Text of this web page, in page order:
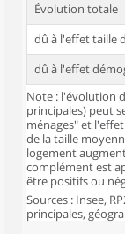
Évolution totale
dû à l'effet taille
dû à l'effet
Note : l'évolution
principales) peut
ménages" et
de la taille
logement
complément est
être positifs ou
Sources : Insee,
principales,